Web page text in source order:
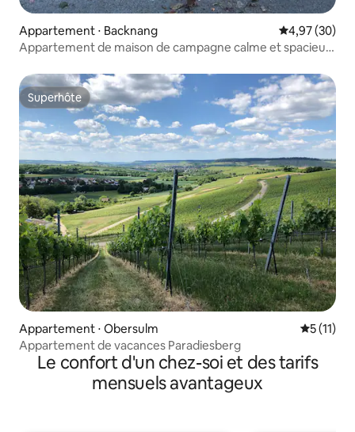
Appartement ⋅ Backnang Évaluation
4,97 (30)
Appartement de maison de campagne calme et spacieux
Superhôte
Superhôte
Appartement ⋅ Obersulm
5 (11)
Appartement de vacances Paradiesberg
Le confort d'un chez-soi et des tarifs
mensuels avantageux